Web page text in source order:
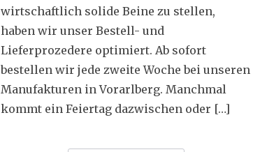
wirtschaftlich solide Beine zu stellen,
haben wir unser Bestell- und
Lieferprozedere optimiert. Ab sofort
bestellen wir jede zweite Woche bei unseren
Manufakturen in Vorarlberg. Manchmal
kommt ein Feiertag dazwischen oder […]